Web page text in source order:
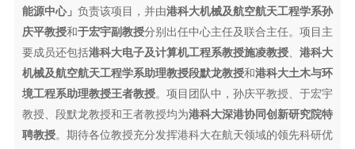
能源中心」 负责该项目，并由港科大机械及航空航天工程学系孙
庆平教授和于宏宇副教授分别出任中心主任及联合主任。项目主
要成员还包括港科大电子及计算机工程系教授施凌教授、港科大
机械及航空航天工程学系助理教授段默龙教授和港科大土木与环
境工程系助理教授王者教授。项目团队中，孙庆平教授、于宏宇
教授、段默龙教授和王者教授均为港科大深港协同创新研究院特
聘教授。期待各位教授充分发挥港科大在航天领域的领先科研优